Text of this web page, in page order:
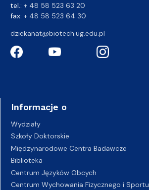
tel.: + 48 58 523 63 20
fax: + 48 58 523 64 30
dziekanat@biotech.ug.edu.pl
Informacje o
Wydziały
Szkoły Doktorskie
Międzynarodowe Centra Badawcze
Biblioteka
Centrum Języków Obcych
Centrum Wychowania Fizycznego i Sportu